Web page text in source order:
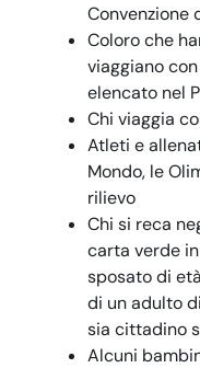
Convenzione
Coloro che
viaggiano
elencato nel
Chi viaggia
Atleti e
Mondo, le
rilievo
Chi si reca
carta verde
sposato di
di un adulto
sia cittadino
Alcuni